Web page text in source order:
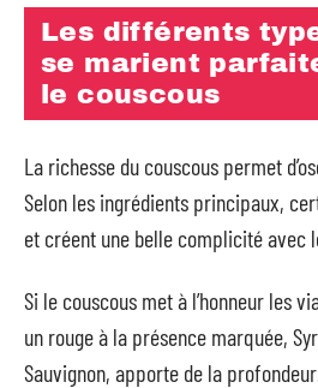
Les différents
se marient
le couscous
La richesse du couscous permet
Selon les ingrédients principaux,
et créent une belle complicité avec
Si le couscous met à l’honneur les
un rouge à la présence marquée,
Sauvignon, apporte de la